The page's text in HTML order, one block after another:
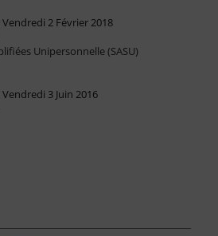
2 Février 2018
Unipersonnelle (SASU)
3 Juin 2016